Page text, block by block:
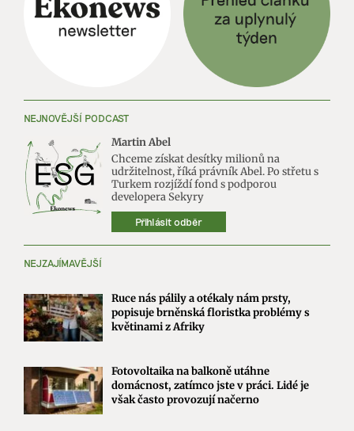
NEJNOVĚJŠÍ PODCAST
Martin Abel
Chceme získat desítky milionů na
udržitelnost, říká právník Abel. Po střetu s
Turkem rozjíždí fond s podporou
developera Sekyry
Přihlásit odběr
NEJZAJÍMAVĚJŠÍ
Ruce nás pálily a otékaly nám prsty,
popisuje brněnská floristka problémy s
květinami z Afriky
Fotovoltaika na balkoně utáhne
domácnost, zatímco jste v práci. Lidé je
však často provozují načerno